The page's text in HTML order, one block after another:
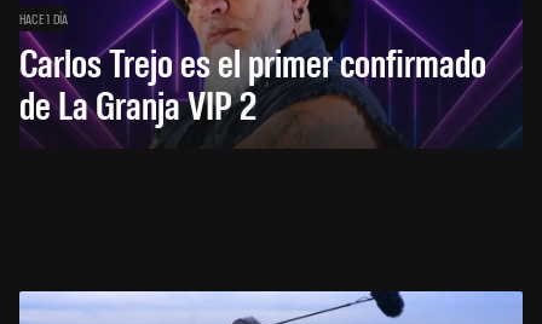
HACE 1 DÍA
Carlos Trejo es el primer confirmado
de La Granja VIP 2